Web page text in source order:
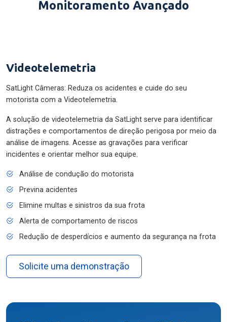
Monitoramento Avançado
Videotelemetria
SatLight Câmeras: Reduza os acidentes e cuide do seu
motorista com a Videotelemetria.
A solução de videotelemetria da SatLight serve para identificar
distrações e comportamentos de direção perigosa por meio da
análise de imagens. Acesse as gravações para verificar
incidentes e orientar melhor sua equipe.
Análise de condução do motorista
Previna acidentes
Elimine multas e sinistros da sua frota
Alerta de comportamento de riscos
Redução de desperdícios e aumento da segurança na frota
Solicite uma demonstração